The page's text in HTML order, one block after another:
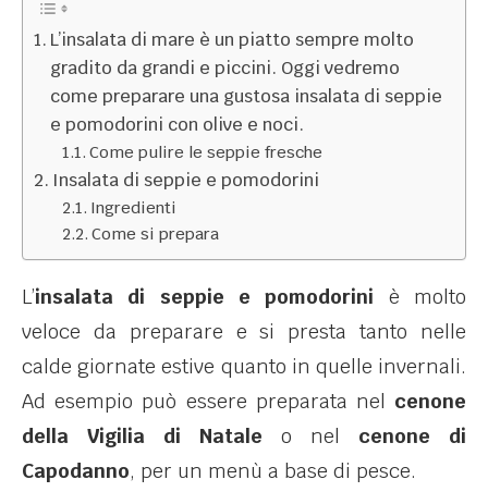
L’insalata di mare è un piatto sempre molto
gradito da grandi e piccini. Oggi vedremo
come preparare una gustosa insalata di seppie
e pomodorini con olive e noci.
Come pulire le seppie fresche
Insalata di seppie e pomodorini
Ingredienti
Come si prepara
L’insalata di seppie e pomodorini è molto
veloce da preparare e si presta tanto nelle
calde giornate estive quanto in quelle invernali.
Ad esempio può essere preparata nel cenone
della Vigilia di Natale o nel cenone di
Capodanno, per un menù a base di pesce.